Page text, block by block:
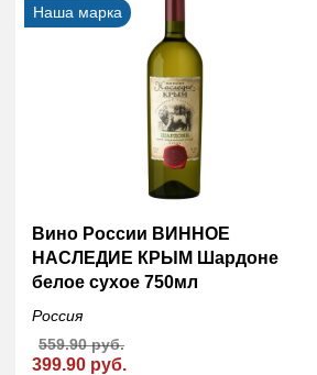
Наша марка
Вино России ВИННОЕ
НАСЛЕДИЕ КРЫМ Шардоне
белое сухое 750мл
Россия
399.90 руб.
559.90 руб.